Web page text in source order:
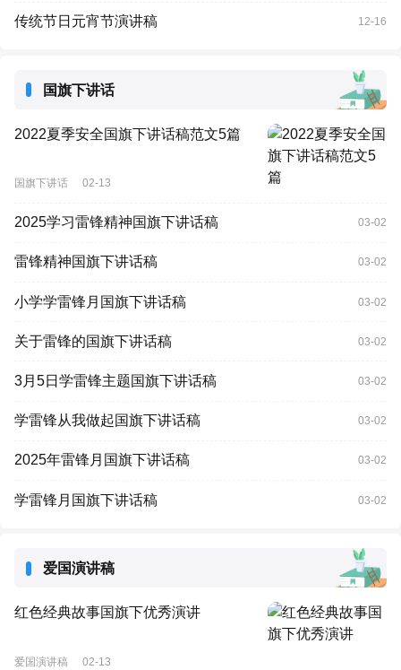
传统节日元宵节演讲稿 12-16
国旗下讲话
2022夏季安全国旗下讲话稿范文5篇
国旗下讲话 02-13
2025学习雷锋精神国旗下讲话稿 03-02
雷锋精神国旗下讲话稿 03-02
小学学雷锋月国旗下讲话稿 03-02
关于雷锋的国旗下讲话稿 03-02
3月5日学雷锋主题国旗下讲话稿 03-02
学雷锋从我做起国旗下讲话稿 03-02
2025年雷锋月国旗下讲话稿 03-02
学雷锋月国旗下讲话稿 03-02
爱国演讲稿
红色经典故事国旗下优秀演讲
爱国演讲稿 02-13